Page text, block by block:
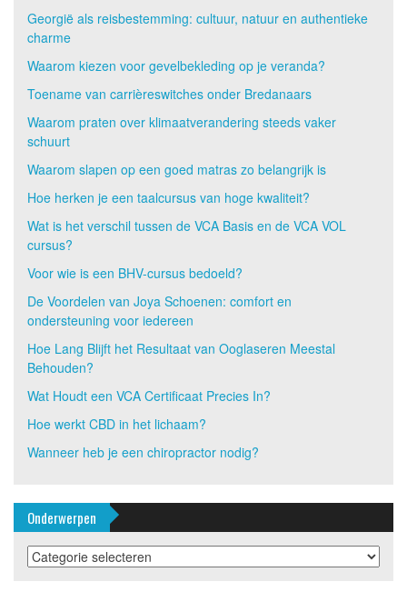
Georgië als reisbestemming: cultuur, natuur en authentieke
charme
Waarom kiezen voor gevelbekleding op je veranda?
Toename van carrièreswitches onder Bredanaars
Waarom praten over klimaatverandering steeds vaker
schuurt
Waarom slapen op een goed matras zo belangrijk is
Hoe herken je een taalcursus van hoge kwaliteit?
Wat is het verschil tussen de VCA Basis en de VCA VOL
cursus?
Voor wie is een BHV-cursus bedoeld?
De Voordelen van Joya Schoenen: comfort en
ondersteuning voor iedereen
Hoe Lang Blijft het Resultaat van Ooglaseren Meestal
Behouden?
Wat Houdt een VCA Certificaat Precies In?
Hoe werkt CBD in het lichaam?
Wanneer heb je een chiropractor nodig?
Onderwerpen
Onderwerpen